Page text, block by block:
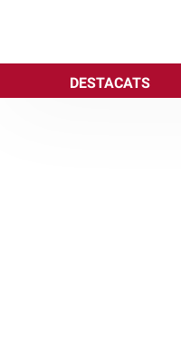
DESTACATS